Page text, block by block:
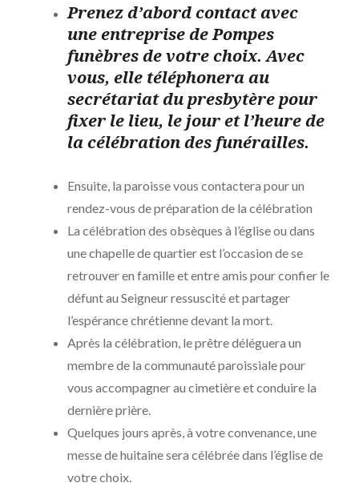
Prenez d’abord contact avec
une entreprise de Pompes
funèbres de votre choix. Avec
vous, elle téléphonera au
secrétariat du presbytère pour
fixer le lieu, le jour et l’heure de
la célébration des funérailles.
Ensuite, la paroisse vous contactera pour un
rendez-vous de préparation de la célébration
La célébration des obsèques à l’église ou dans
une chapelle de quartier est l’occasion de se
retrouver en famille et entre amis pour confier le
défunt au Seigneur ressuscité et partager
l’espérance chrétienne devant la mort.
Après la célébration, le prêtre déléguera un
membre de la communauté paroissiale pour
vous accompagner au cimetière et conduire la
dernière prière.
Quelques jours après, à votre convenance, une
messe de huitaine sera célébrée dans l’église de
votre choix.